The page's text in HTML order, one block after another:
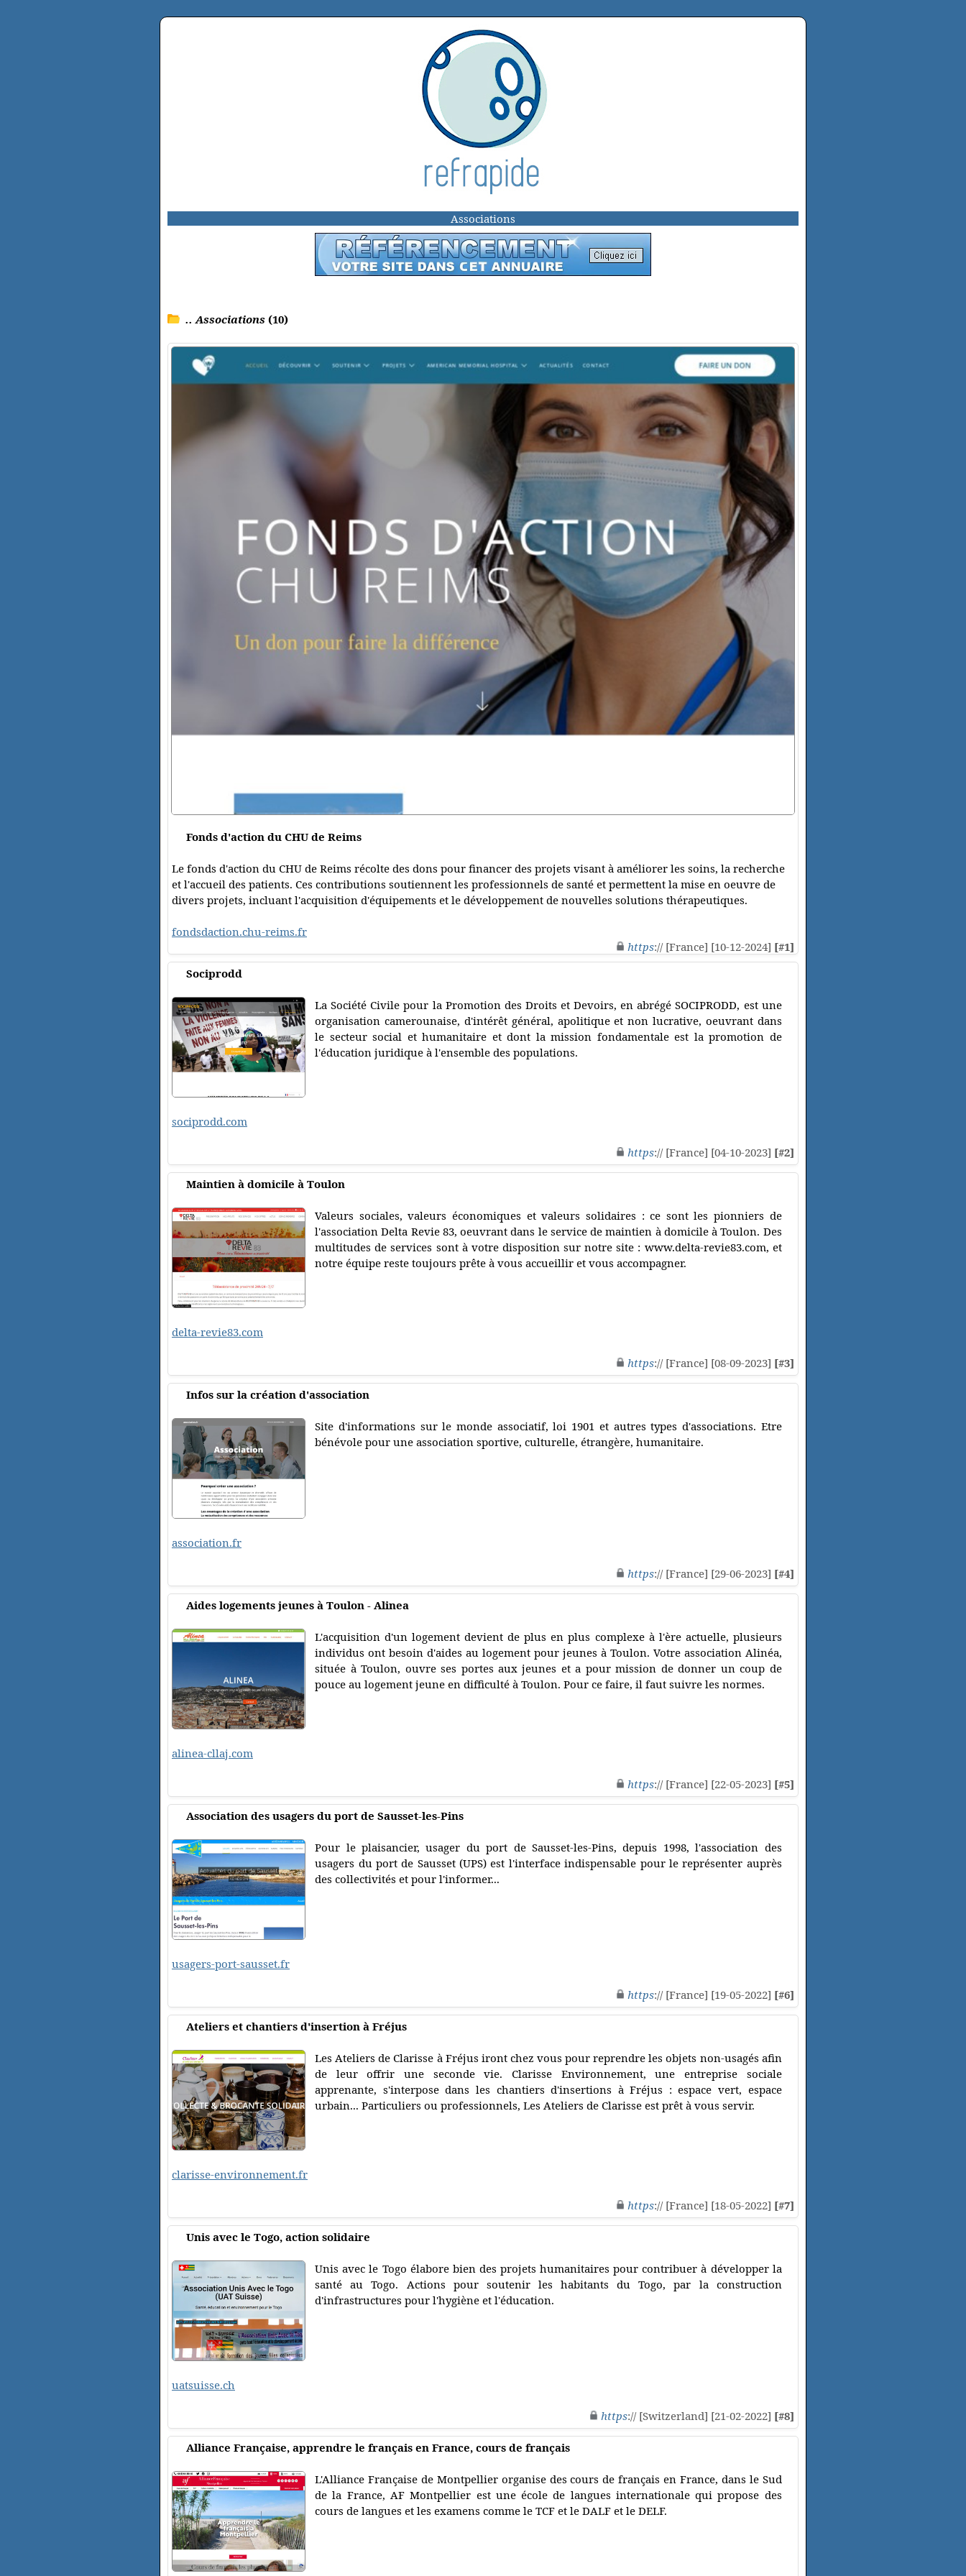
Associations
.. Associations (10)
Fonds d'action du CHU de Reims
Le fonds d'action du CHU de Reims récolte des dons pour financer des projets visant à améliorer les soins, la recherche
et l'accueil des patients. Ces contributions soutiennent les professionnels de santé et permettent la mise en oeuvre de
divers projets, incluant l'acquisition d'équipements et le développement de nouvelles solutions thérapeutiques.
fondsdaction.chu-reims.fr
https:// [France] [10-12-2024] [#1]
Sociprodd
La Société Civile pour la Promotion des Droits et Devoirs, en abrégé SOCIPRODD, est une
organisation camerounaise, d'intérêt général, apolitique et non lucrative, oeuvrant dans
le secteur social et humanitaire et dont la mission fondamentale est la promotion de
l'éducation juridique à l'ensemble des populations.
sociprodd.com
https:// [France] [04-10-2023] [#2]
Maintien à domicile à Toulon
Valeurs sociales, valeurs économiques et valeurs solidaires : ce sont les pionniers de
l'association Delta Revie 83, oeuvrant dans le service de maintien à domicile à Toulon. Des
multitudes de services sont à votre disposition sur notre site : www.delta-revie83.com, et
notre équipe reste toujours prête à vous accueillir et vous accompagner.
delta-revie83.com
https:// [France] [08-09-2023] [#3]
Infos sur la création d'association
Site d'informations sur le monde associatif, loi 1901 et autres types d'associations. Etre
bénévole pour une association sportive, culturelle, étrangère, humanitaire.
association.fr
https:// [France] [29-06-2023] [#4]
Aides logements jeunes à Toulon - Alinea
L'acquisition d'un logement devient de plus en plus complexe à l'ère actuelle, plusieurs
individus ont besoin d'aides au logement pour jeunes à Toulon. Votre association Alinéa,
située à Toulon, ouvre ses portes aux jeunes et a pour mission de donner un coup de
pouce au logement jeune en difficulté à Toulon. Pour ce faire, il faut suivre les normes.
alinea-cllaj.com
https:// [France] [22-05-2023] [#5]
Association des usagers du port de Sausset-les-Pins
Pour le plaisancier, usager du port de Sausset-les-Pins, depuis 1998, l'association des
usagers du port de Sausset (UPS) est l'interface indispensable pour le représenter auprès
des collectivités et pour l'informer...
usagers-port-sausset.fr
https:// [France] [19-05-2022] [#6]
Ateliers et chantiers d'insertion à Fréjus
Les Ateliers de Clarisse à Fréjus iront chez vous pour reprendre les objets non-usagés afin
de leur offrir une seconde vie. Clarisse Environnement, une entreprise sociale
apprenante, s'interpose dans les chantiers d'insertions à Fréjus : espace vert, espace
urbain... Particuliers ou professionnels, Les Ateliers de Clarisse est prêt à vous servir.
clarisse-environnement.fr
https:// [France] [18-05-2022] [#7]
Unis avec le Togo, action solidaire
Unis avec le Togo élabore bien des projets humanitaires pour contribuer à développer la
santé au Togo. Actions pour soutenir les habitants du Togo, par la construction
d'infrastructures pour l'hygiène et l'éducation.
uatsuisse.ch
https:// [Switzerland] [21-02-2022] [#8]
Alliance Française, apprendre le français en France, cours de français
L'Alliance Française de Montpellier organise des cours de français en France, dans le Sud
de la France, AF Montpellier est une école de langues internationale qui propose des
cours de langues et les examens comme le TCF et le DALF et le DELF.